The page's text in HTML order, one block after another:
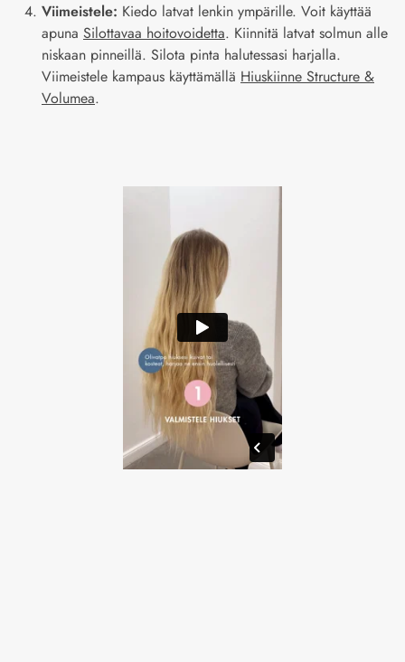
Viimeistele: Kiedo latvat lenkin ympärille. Voit käyttää
apuna Silottavaa hoitovoidetta. Kiinnitä latvat solmun alle
niskaan pinneillä. Silota pinta halutessasi harjalla.
Viimeistele kampaus käyttämällä Hiuskiinne Structure &
Volumea.